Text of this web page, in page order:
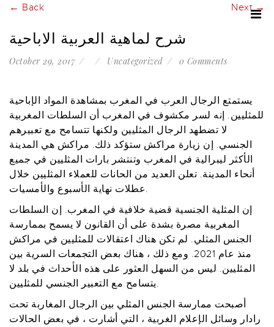
← Back Next →
شرح لماهية العربية الاباحية
October 29, 2017 Uncategorized 0 Comments
يستمتع الرجال العرب في المغرب بمشاهدة المواد الإباحية
للمثليين. إنه لسر مكشوف في المغرب أن السلطات المغربية
لا تضطهد الرجال المثليين ولكنها تتسامح مع تعبيرهم
الجنسي. إن زيارة مراكش ستؤكد ذلك. مراكش هي المدينة
الأكثر ليبرالية في المغرب وتنتشر بارات المثليين في جميع
أنحاء المدينة. تعلن العديد من الحانات للعملاء المثليين خلال
عطلات نهاية الأسبوع والأمسيات.
إن المثلية الجنسية قضية خلافية في المغرب. إن السلطات
المغربية مصرة بشدة على أن القانون لا يسمح بممارسة
الجنس المثلي. لم تكن هناك اعتقالات للمثليين في مراكش
منذ عام 2021. ومع ذلك ، هناك بعض التجمعات السرية بين
المثليين. ليس من السهل العثور على هذه الأحداث في بلد لا
يتسامح مع التعبير الجنسي للمثليين.
أصبحت ممارسة الجنس المثلي بين الرجال المغاربة تحت
رادار وسائل الإعلام الغربية ، التي أشارت ، في بعض الحالات